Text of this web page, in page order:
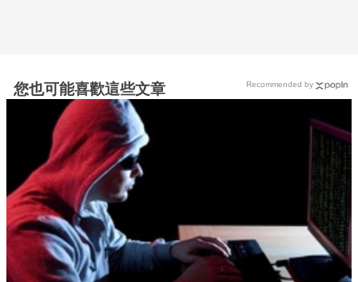
您也可能喜歡這些文章 Recommended by